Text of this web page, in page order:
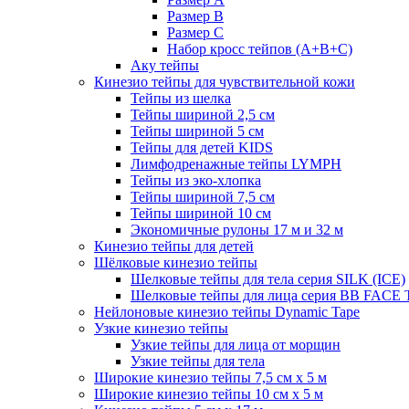
Размер B
Размер С
Набор кросс тейпов (А+B+C)
Аку тейпы
Кинезио тейпы для чувствительной кожи
Тейпы из шелка
Тейпы шириной 2,5 см
Тейпы шириной 5 см
Тейпы для детей KIDS
Лимфодренажные тейпы LYMPH
Тейпы из эко-хлопка
Тейпы шириной 7,5 см
Тейпы шириной 10 см
Экономичные рулоны 17 м и 32 м
Кинезио тейпы для детей
Шёлковые кинезио тейпы
Шелковые тейпы для тела серия SILK (ICE)
Шелковые тейпы для лица серия BB FACE
Нейлоновые кинезио тейпы Dynamic Tape
Узкие кинезио тейпы
Узкие тейпы для лица от морщин
Узкие тейпы для тела
Широкие кинезио тейпы 7,5 см x 5 м
Широкие кинезио тейпы 10 см х 5 м